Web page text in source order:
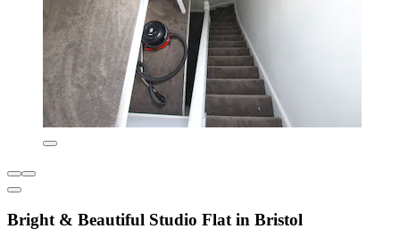
Bright & Beautiful Studio Flat in Bristol